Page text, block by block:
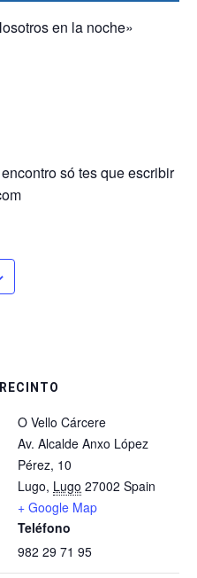
en la noche»
só tes que escribir
RECINTO
O Vello Cárcere
Av. Alcalde Anxo López
Pérez, 10
Lugo, Lugo 27002 Spain
+ Google Map
Teléfono
982 29 71 95